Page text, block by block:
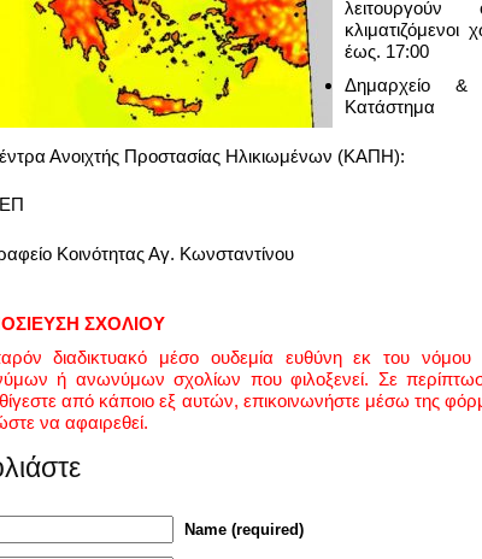
έως. 17:00
Δημαρχείο &
Κατάστημα
Ανοιχτής Προστασίας Ηλικιωμένων (ΚΑΠΗ):
Κοινότητας Αγ. Κωνσταντίνου
ΣΧΟΛΙΟΥ
διαδικτυακό μέσο ουδεμία ευθύνη εκ του νόμου
ή ανωνύμων σχολίων που φιλοξενεί. Σε
από κάποιο εξ αυτών, επικοινωνήστε μέσω της
να αφαιρεθεί.
Name (required)